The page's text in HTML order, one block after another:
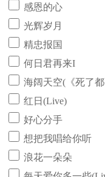
感恩的心
光辉岁月
精忠报国
何日君再来I
海阔天空(《死了
红日(Live)
好心分手
想把我唱给你听
浪花一朵朵